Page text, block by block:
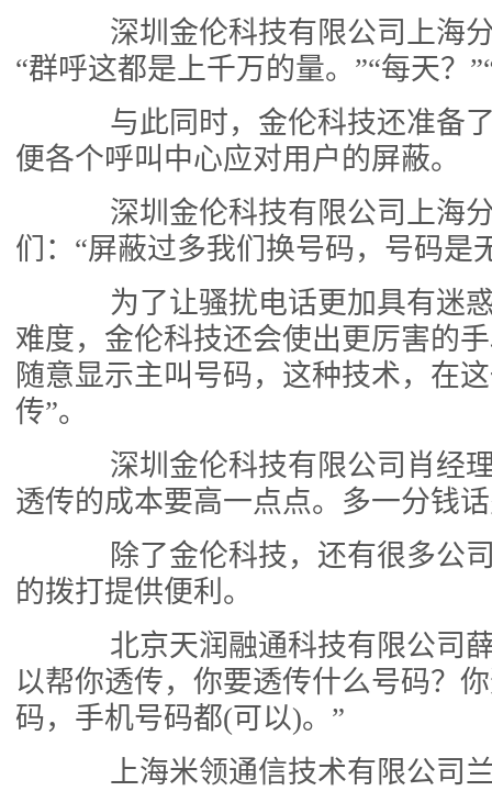
深圳金伦科技有限公司上海分
“群呼这都是上千万的量。”“每天？
与此同时，金伦科技还准备了
便各个呼叫中心应对用户的屏蔽。
深圳金伦科技有限公司上海分
们：“屏蔽过多我们换号码，号码是
为了让骚扰电话更加具有迷惑
难度，金伦科技还会使出更厉害的
随意显示主叫号码，这种技术，在
传”。
深圳金伦科技有限公司肖经理
透传的成本要高一点点。多一分钱
除了金伦科技，还有很多公司
的拨打提供便利。
北京天润融通科技有限公司薛
以帮你透传，你要透传什么号码？
码，手机号码都(可以)。”
上海米领通信技术有限公司兰